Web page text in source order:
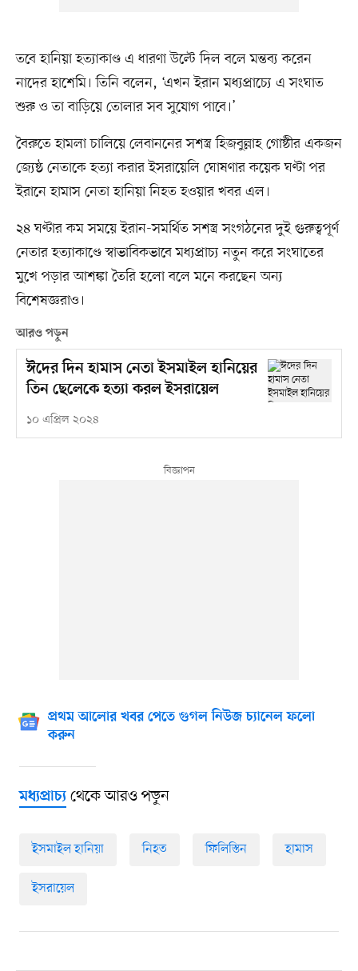
তবে হানিয়া হত্যাকাণ্ড এ ধারণা উল্টে দিল বলে মন্তব্য করেন
নাদের হাশেমি। তিনি বলেন, ‘এখন ইরান মধ্যপ্রাচ্যে এ সংঘাত
শুরু ও তা বাড়িয়ে তোলার সব সুযোগ পাবে।’
বৈরুতে হামলা চালিয়ে লেবাননের সশস্ত্র হিজবুল্লাহ গোষ্ঠীর একজন
জ্যেষ্ঠ নেতাকে হত্যা করার ইসরায়েলি ঘোষণার কয়েক ঘণ্টা পর
ইরানে হামাস নেতা হানিয়া নিহত হওয়ার খবর এল।
২৪ ঘণ্টার কম সময়ে ইরান-সমর্থিত সশস্ত্র সংগঠনের দুই গুরুত্বপূর্ণ
নেতার হত্যাকাণ্ডে স্বাভাবিকভাবে মধ্যপ্রাচ্য নতুন করে সংঘাতের
মুখে পড়ার আশঙ্কা তৈরি হলো বলে মনে করছেন অন্য
বিশেষজ্ঞরাও।
আরও পড়ুন
ঈদের দিন হামাস নেতা ইসমাইল হানিয়ের
তিন ছেলেকে হত্যা করল ইসরায়েল
১০ এপ্রিল ২০২৪
প্রথম আলোর খবর পেতে গুগল নিউজ চ্যানেল ফলো
করুন
মধ্যপ্রাচ্যথেকে আরও পড়ুন
ইসমাইল হানিয়া নিহত ফিলিস্তিন হামাস
ইসরায়েল